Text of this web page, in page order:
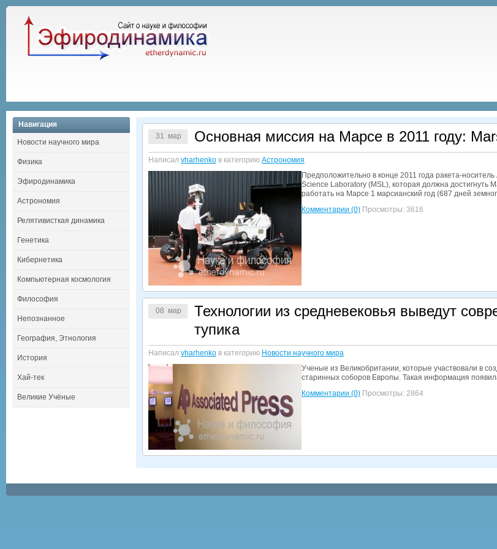
Навигация
Новости научного мира
Физика
Эфиродинамика
Астрономия
Релятивисткая динамика
Генетика
Кибернетика
Компьютерная космология
Философия
Непознанное
География, Этнология
История
Хай-тек
Великие Учёные
31 мар Основная миссия на Марсе в 2011 году:
Написал vharhenko в категорию Астрономия
Предположительно в конце 2011 года ракета-
Science Laboratory (MSL), которая должна достигнуть
работать на Марсе 1 марсианский год (687 дней
Комментарии (0) Просмотры: 3616
08 мар
Технологии из средневековья выведут
тупика
Написал vharhenko в категорию Новости научного мира
Ученые из Великобритании, которые участвовали в
старинных соборов Европы. Такая информация
Комментарии (0) Просмотры: 2864